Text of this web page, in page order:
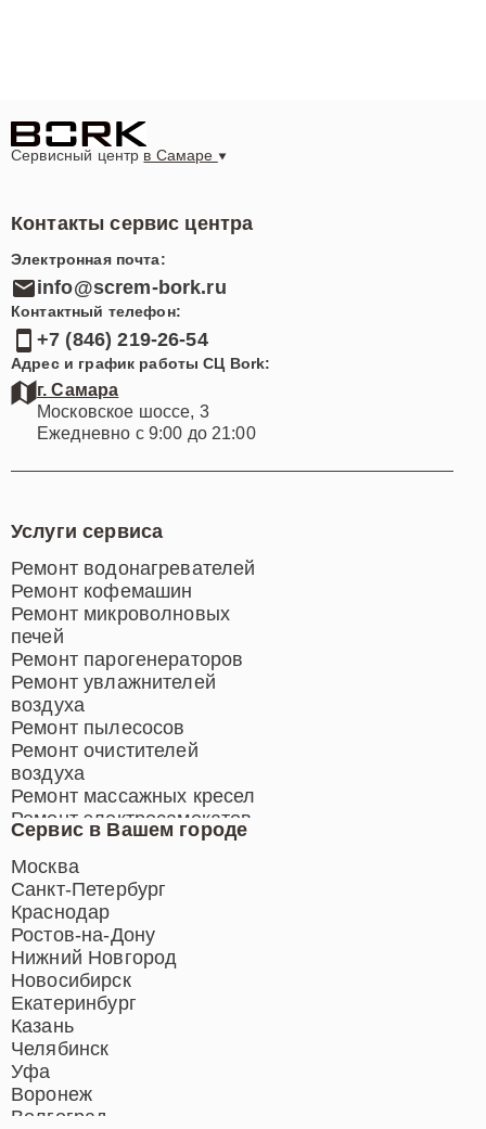
Сервисный центр в Самаре
Контакты сервис центра
Электронная почта:
info@screm-bork.ru
Контактный телефон:
+7 (846) 219-26-54
Адрес и график работы СЦ Bork:
г. Самара
Московское шоссе, 3
Ежедневно с 9:00 до 21:00
Сервис в Вашем городе
Москва
Санкт-Петербург
Краснодар
Ростов-на-Дону
Нижний Новгород
Новосибирск
Екатеринбург
Казань
Челябинск
Уфа
Воронеж
Волгоград
Услуги сервиса
Ремонт водонагревателей
Ремонт кофемашин
Ремонт микроволновых
печей
Ремонт парогенераторов
Ремонт увлажнителей
воздуха
Ремонт пылесосов
Ремонт очистителей
воздуха
Ремонт массажных кресел
Ремонт электросамокатов
Ремонт индукционных плит
Ремонт роботов-пылесосов
Ремонт гладильных систем
Ремонт отпаривателей
Ремонт вертикальных
пылесосов